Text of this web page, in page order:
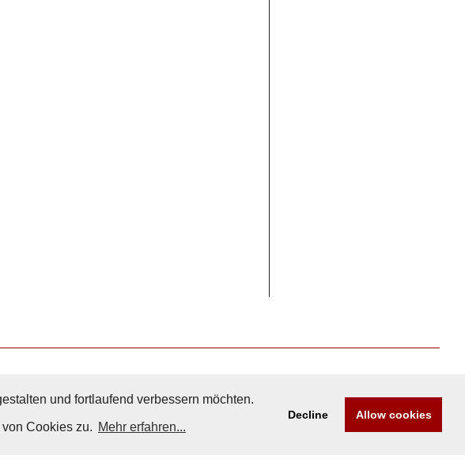
und fortlaufend verbessern möchten.
Cookies zu. Mehr erfahren...
Decline Allow cookies